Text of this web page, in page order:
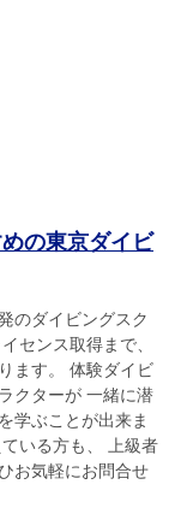
の東京ダイビ
のダイビングスク
センス取得まで、
ます。 体験ダイビ
クターが 一緒に潜
学ぶことが出来ま
いる方も、 上級者
お気軽にお問合せ